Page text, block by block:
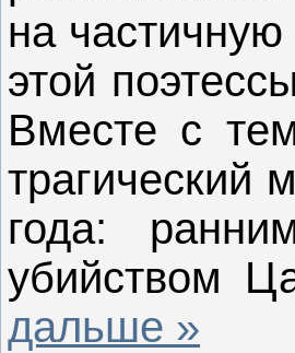
на
этой
Вместе с
трагический
года:
убийством
дальше »